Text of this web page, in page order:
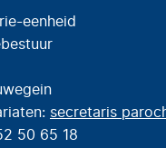
eenheid
secretaris
50 65 18